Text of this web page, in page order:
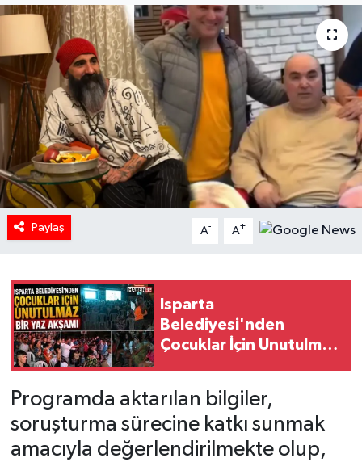
Paylaş A- A+
Isparta
Belediyesi'nden
Çocuklar İçin Unutulmaz
Programda aktarılan bilgiler,
soruşturma sürecine katkı sunmak
amacıyla değerlendirilmekte olup,
KÜLTÜR SANAT
MAGAZİN
Oyun
POLİTİKA
RESMİ İLANLAR
SAĞLIK
Spor
Tarihi Yapılarımız
Teknoloji
Türkiye
Yerel